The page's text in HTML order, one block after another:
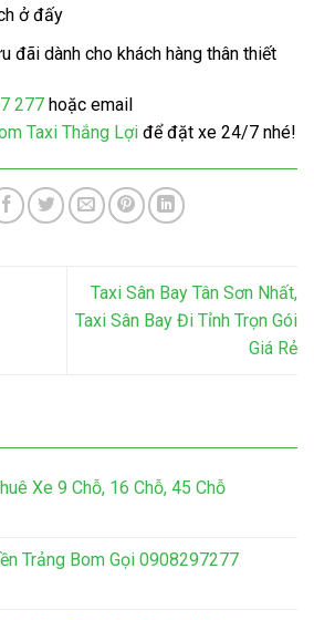
ở đấy
đãi dành cho khách hàng thân thiết
277 hoặc email
Taxi Thắng Lợi để đặt xe 24/7 nhé!
Taxi Sân Bay Tân Sơn Nhất,
Taxi Sân Bay Đi Tỉnh Trọn Gói
Giá Rẻ
Xe 9 Chỗ, 16 Chỗ, 45 Chỗ
Trảng Bom Gọi 0908297277